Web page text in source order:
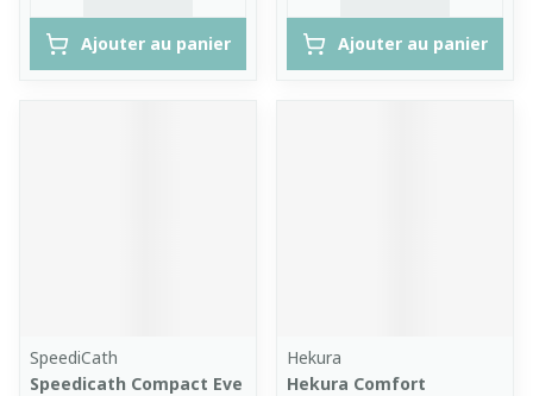
Ajouter au panier Ajouter au panier
SpeediCath
Speedicath Compact Eve
Hekura
Hekura Comfort